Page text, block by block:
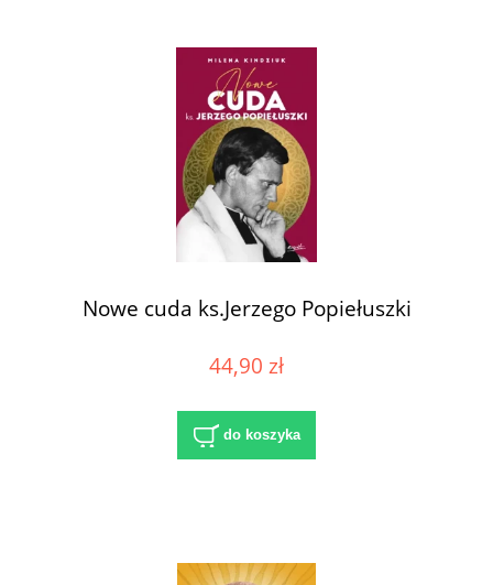
Nowe cuda ks.Jerzego Popiełuszki
44,90 zł
do koszyka